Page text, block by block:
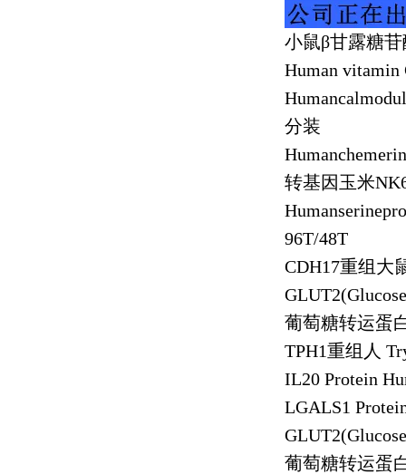
小鼠β甘露糖
Human
分装
Humanchemerin
转基因玉米
96T/48T
CDH17重组大
葡萄糖转运蛋
TPH1重组人
IL20 Protein
LGALS1
葡萄糖转运蛋